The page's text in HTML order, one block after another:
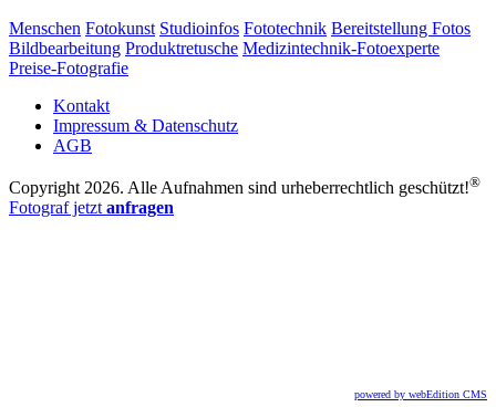
Menschen Fotokunst Studioinfos Fototechnik Bereitstellung Fotos
Bildbearbeitung Produktretusche Medizintechnik-Fotoexperte
Preise-Fotografie
Kontakt
Impressum & Datenschutz
AGB
Copyright 2026. Alle Aufnahmen sind urheberrechtlich geschützt!®
Fotograf jetzt anfragen
powered by webEdition CMS